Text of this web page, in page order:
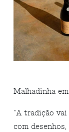
Malhadinha
"A tradição vai
com